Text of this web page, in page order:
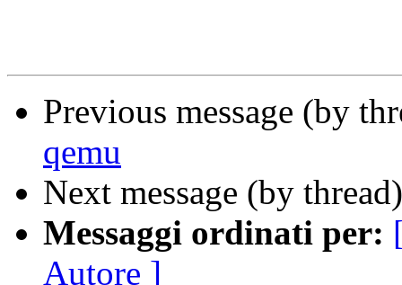
Previous message (by
qemu
Next message (by
Messaggi ordinati per:
Autore ]